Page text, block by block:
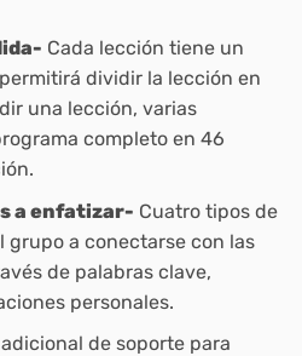
Cada lección tiene un
dividir la lección en
una lección, varias
completo en 46
a enfatizar- Cuatro tipos de
grupo a conectarse con las
de palabras clave,
personales.
de soporte para